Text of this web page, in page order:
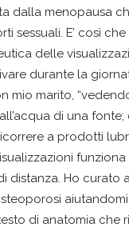
dalla menopausa
sessuali. E’ così
delle
durante la
mio marito,
di una
a prodotti
funziona
distanza. Ho curato
di anatomia che